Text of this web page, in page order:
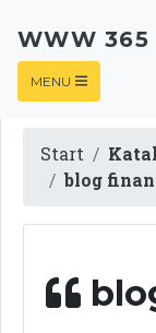
WWW 365
MENU
Start
blog